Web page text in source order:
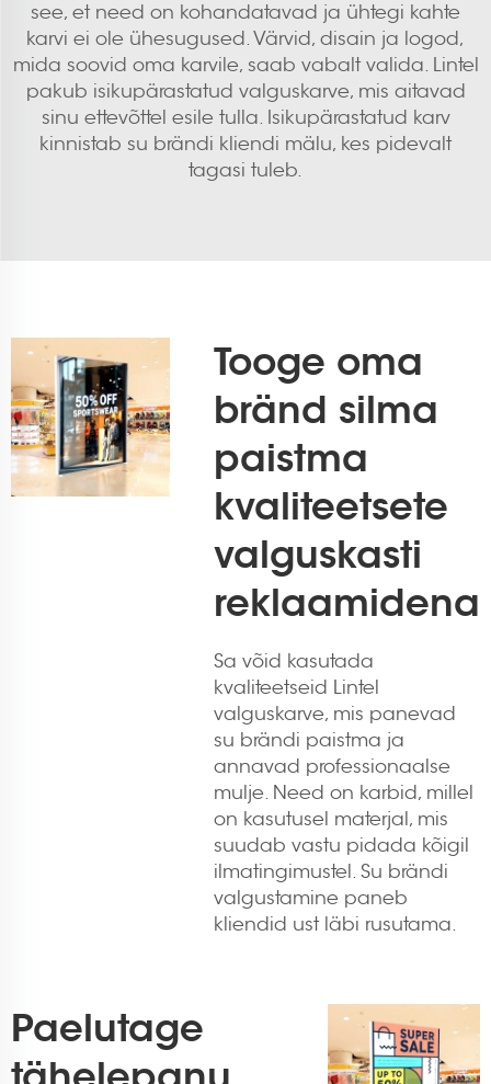
see, et need on kohandatavad ja ühtegi kahte
karvi ei ole ühesugused. Värvid, disain ja logod,
mida soovid oma karvile, saab vabalt valida. Lintel
pakub isikupärastatud valguskarve, mis aitavad
sinu ettevõttel esile tulla. Isikupärastatud karv
kinnistab su brändi kliendi mälu, kes pidevalt
tagasi tuleb.
Tooge oma
bränd silma
paistma
kvaliteetsete
valguskasti
reklaamidena
Sa võid kasutada
kvaliteetseid Lintel
valguskarve, mis panevad
su brändi paistma ja
annavad professionaalse
mulje. Need on karbid, millel
on kasutusel materjal, mis
suudab vastu pidada kõigil
ilmatingimustel. Su brändi
valgustamine paneb
kliendid ust läbi rusutama.
Paelutage